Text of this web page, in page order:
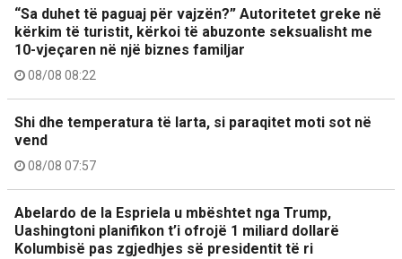
“Sa duhet të paguaj për vajzën?” Autoritetet greke në
kërkim të turistit, kërkoi të abuzonte seksualisht me
10-vjeçaren në një biznes familjar
08/08 08:22
Shi dhe temperatura të larta, si paraqitet moti sot në
vend
08/08 07:57
Abelardo de la Espriela u mbështet nga Trump,
Uashingtoni planifikon t’i ofrojë 1 miliard dollarë
Kolumbisë pas zgjedhjes së presidentit të ri